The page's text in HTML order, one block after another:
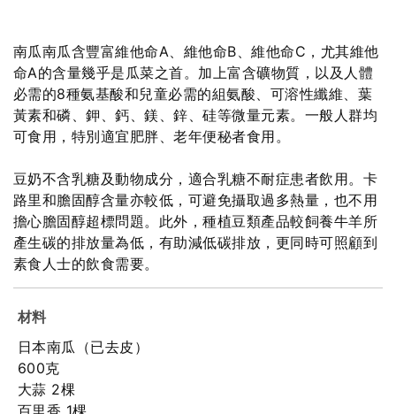
南瓜南瓜含豐富維他命A、維他命B、維他命C，尤其維他
命A的含量幾乎是瓜菜之首。加上富含礦物質，以及人體
必需的8種氨基酸和兒童必需的組氨酸、可溶性纖維、葉
黃素和磷、鉀、鈣、鎂、鋅、硅等微量元素。一般人群均
可食用，特別適宜肥胖、老年便秘者食用。
豆奶不含乳糖及動物成分，適合乳糖不耐症患者飲用。卡
路里和膽固醇含量亦較低，可避免攝取過多熱量，也不用
擔心膽固醇超標問題。此外，種植豆類產品較飼養牛羊所
產生碳的排放量為低，有助減低碳排放，更同時可照顧到
素食人士的飲食需要。
材料
日本南瓜（已去皮）
600克
大蒜 2棵
百里香 1棵